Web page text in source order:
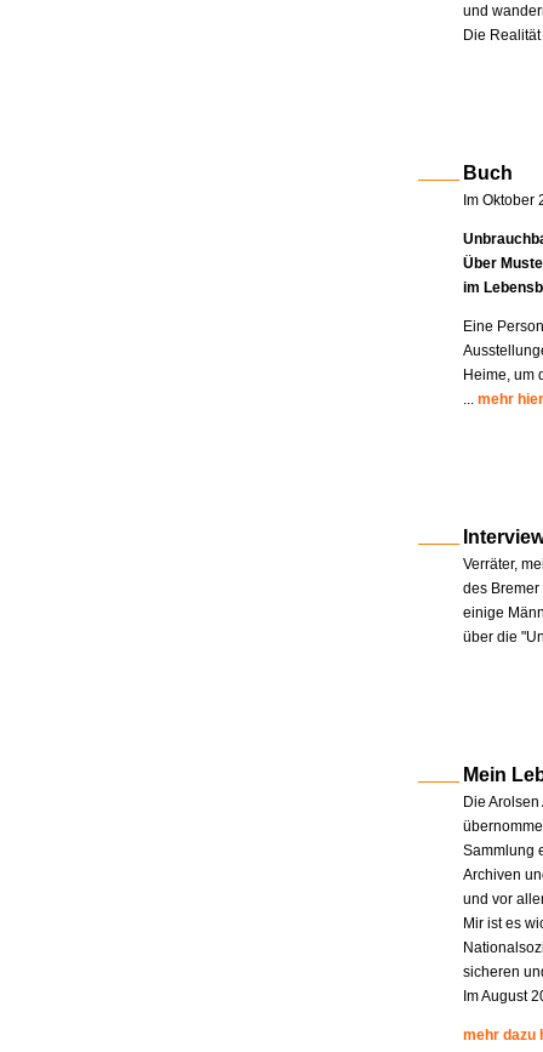
und
Die
Buch
Im Oktober
Über
im
Eine
Heime, um
... mehr hier
Verräter,
des
einige
über die
Mein
Die
Sammlung
Archiven
und vor
Mir ist es
sicheren
Im August
mehr dazu